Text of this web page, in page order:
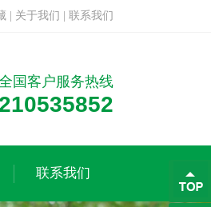
关于我们 联系我们
国客户服务热线
联系我们